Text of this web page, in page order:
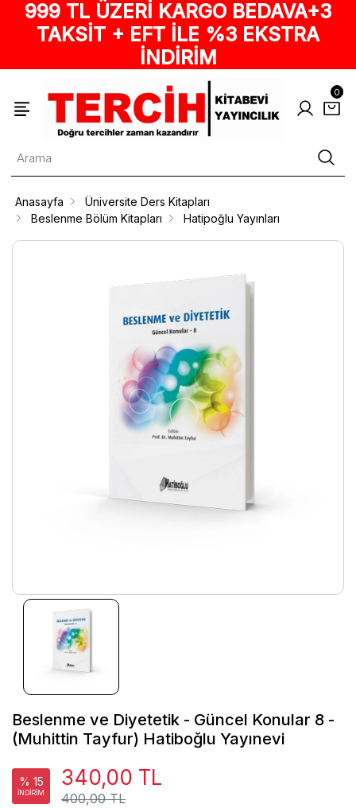
999 TL ÜZERİ KARGO BEDAVA+3
TAKSİT + EFT İLE %3 EKSTRA
İNDİRİM
0
Anasayfa
Üniversite Ders Kitapları
Beslenme Bölüm Kitapları
Hatipoğlu Yayınları
Beslenme ve Diyetetik - Güncel Konular 8 -
(Muhittin Tayfur) Hatiboğlu Yayınevi
% 15
İNDİRİM 400,00 TL
340,00 TL